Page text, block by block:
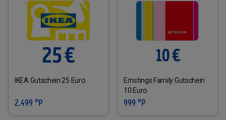
IKEA Gutschein 25 Euro
2.499 °P
Ernstings Family Gutschein
10 Euro
999 °P